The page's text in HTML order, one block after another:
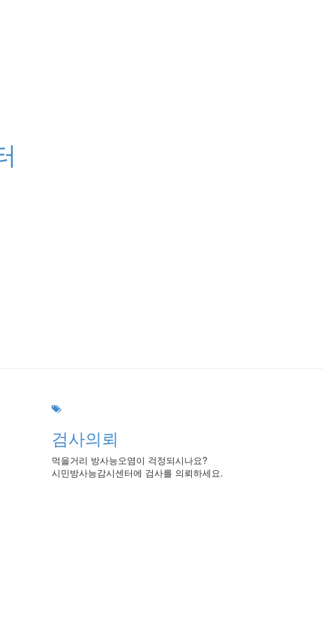
검사의뢰
먹을거리 방사능오염이 걱정되시나요?
시민방사능감시센터에 검사를 의뢰하세요.